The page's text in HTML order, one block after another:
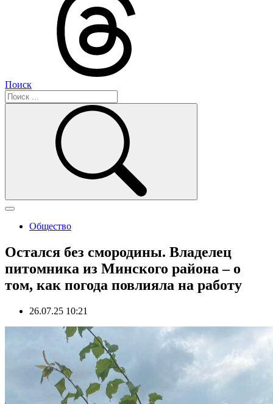
Поиск
Общество
Остался без смородины. Владелец
питомника из Минского района – о
том, как погода повлияла на работу
26.07.25 10:21